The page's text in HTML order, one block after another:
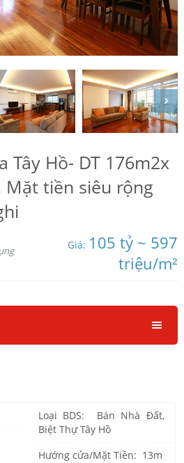
Tây Hồ- DT 176m2x
Mặt tiền siêu rộng
Giá: 105 tỷ ~ 597
triệu/m²
Loại BDS: Bán Nhà Đất,
Biệt Thự Tây Hồ
Hướng cửa/Mặt Tiền: 13m